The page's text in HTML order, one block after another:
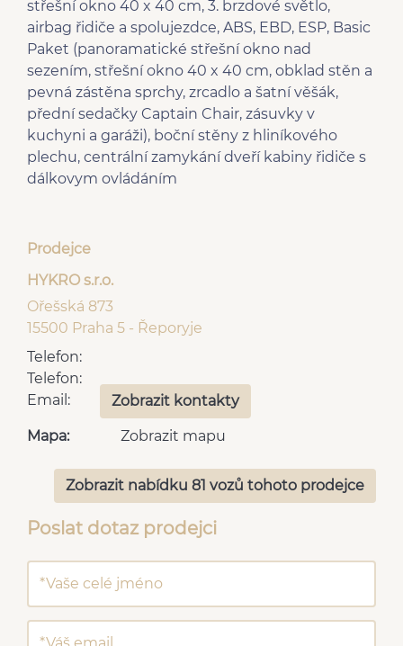
střešní okno 40 x 40 cm, 3. brzdové světlo,
airbag řidiče a spolujezdce, ABS, EBD, ESP, Basic
Paket (panoramatické střešní okno nad
sezením, střešní okno 40 x 40 cm, obklad stěn a
pevná zástěna sprchy, zrcadlo a šatní věšák,
přední sedačky Captain Chair, zásuvky v
kuchyni a garáži), boční stěny z hliníkového
plechu, centrální zamykání dveří kabiny řidiče s
dálkovym ovládáním
Prodejce
HYKRO s.r.o.
Ořešská 873
15500 Praha 5 - Řeporyje
Telefon:
Telefon:
Email:
Zobrazit kontakty
Mapa: Zobrazit mapu
Zobrazit nabídku 81 vozů tohoto prodejce
Poslat dotaz prodejci